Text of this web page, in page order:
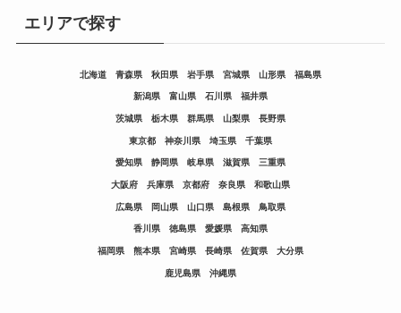
エリアで探す
北海道 青森県 秋田県 岩手県 宮城県 山形県 福島県
新潟県 富山県 石川県 福井県
茨城県 栃木県 群馬県 山梨県 長野県
東京都 神奈川県 埼玉県 千葉県
愛知県 静岡県 岐阜県 滋賀県 三重県
大阪府 兵庫県 京都府 奈良県 和歌山県
広島県 岡山県 山口県 島根県 鳥取県
香川県 徳島県 愛媛県 高知県
福岡県 熊本県 宮崎県 長崎県 佐賀県 大分県
鹿児島県 沖縄県